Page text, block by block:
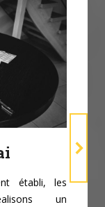
établi, les
un